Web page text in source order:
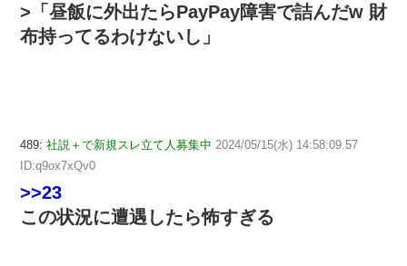
>「昼飯に外出たらPayPay障害で詰んだw 財
布持ってるわけないし」
489: 社説＋で新規スレ立て人募集中 2024/05/15(水) 14:58:09.57
ID:q9ox7xQv0
>>23
この状況に遭遇したら怖すぎる